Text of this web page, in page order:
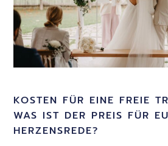
KOSTEN FÜR EINE FREIE
WAS IST DER PREIS FÜR
HERZENSREDE?